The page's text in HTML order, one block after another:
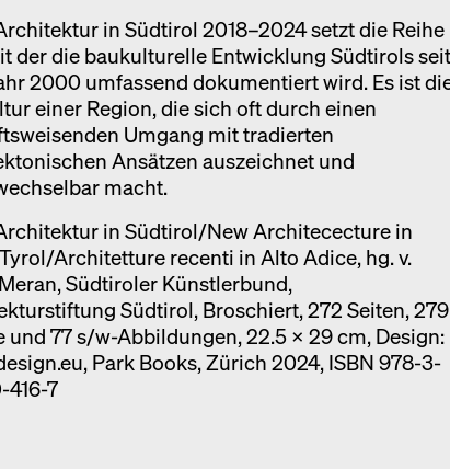
in Südtirol 2018–2024 setzt die Reihe
der die baukulturelle Entwicklung Südtirols
2000 umfassend dokumentiert wird. Es ist
einer Region, die sich oft durch einen
Umgang mit tradierten
Ansätzen auszeichnet und
macht.
in Südtirol/New Architececture in
Architetture recenti in Alto Adice, hg. v.
Südtiroler Künstlerbund,
Südtirol, Broschiert, 272 Seiten, 279
und 77 s/w-Abbildungen, 22.5 x 29 cm, Design:
Park Books, Zürich 2024, ISBN 978-3-
7